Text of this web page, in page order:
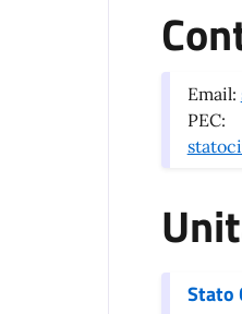
Email:
PEC:
Stato